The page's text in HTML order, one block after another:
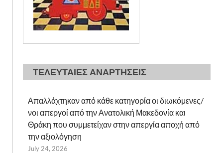
ΤΕΛΕΥΤΑΙΕΣ ΑΝΑΡΤΗΣΕΙΣ
Απαλλάχτηκαν από κάθε κατηγορία οι διωκόμενες/
νοι απεργοί από την Ανατολική Μακεδονία και
Θράκη που συμμετείχαν στην απεργία αποχή από
την αξιολόγηση
July 24, 2026